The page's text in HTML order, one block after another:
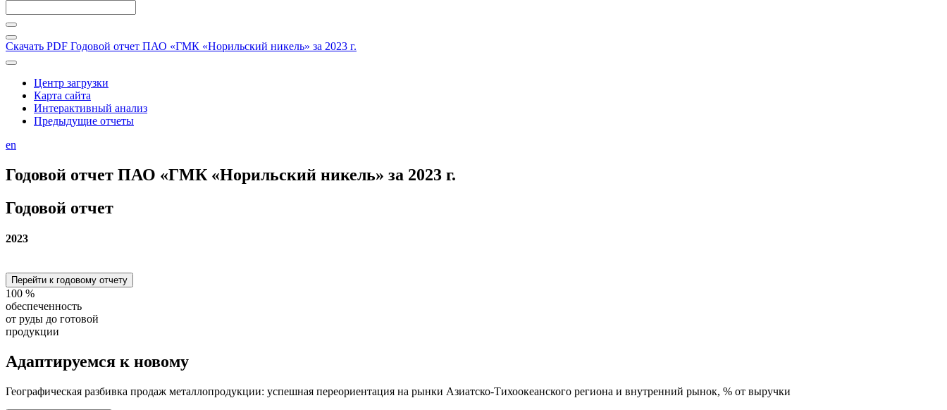
Скачать PDF Годовой отчет ПАО «ГМК «Норильский никель» за 2023 г.
Центр загрузки
Карта сайта
Интерактивный анализ
Предыдущие отчеты
en
Годовой отчет ПАО «ГМК «Норильский никель» за 2023 г.
Годовой отчет
2023
Перейти к годовому отчету
100 %
обеспеченность
от руды до готовой
продукции
Адаптируемся к новому
Географическая разбивка продаж металлопродукции: успешная переориентация на рынки Азиатско-Тихоокеанского региона и внутренний рынок, % от выручки